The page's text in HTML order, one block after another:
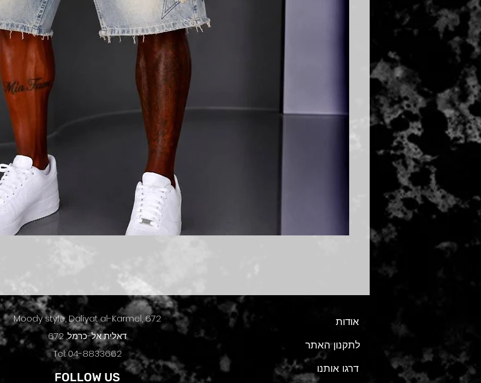
Moody style, Daliyat al-Karmel, 672
דאלית אל-כרמל, 672
Tel: 04-8833662
FOLLOW US
אודות
לתקנון האתר
דרגו אותנו